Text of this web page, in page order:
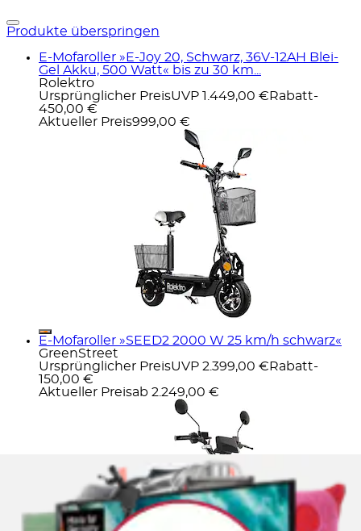
Produkte überspringen
E-Mofaroller »E-Joy 20, Schwarz, 36V-12AH Blei-
Gel Akku, 500 Watt« bis zu 30 km...
Rolektro
Ursprünglicher PreisUVP 1.449,00 € Rabatt-
450,00 €
Aktueller Preis999,00 €
E-Mofaroller »SEED2 2000 W 25 km/h schwarz«
GreenStreet
Ursprünglicher PreisUVP 2.399,00 € Rabatt-
150,00 €
Aktueller Preisab 2.249,00 €